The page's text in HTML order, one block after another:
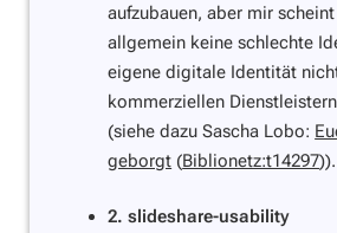
aufzubauen, aber mir
allgemein keine schlechte
eigene digitale Identität
kommerziellen
(siehe dazu Sascha Lobo:
geborgt (Biblionetz:t14297)).
2. slideshare-usability